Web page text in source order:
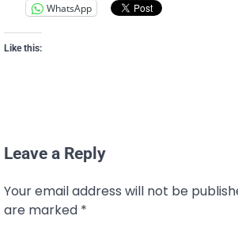
WhatsApp
Like this:
Leave a Reply
Your email address will not be
are marked *